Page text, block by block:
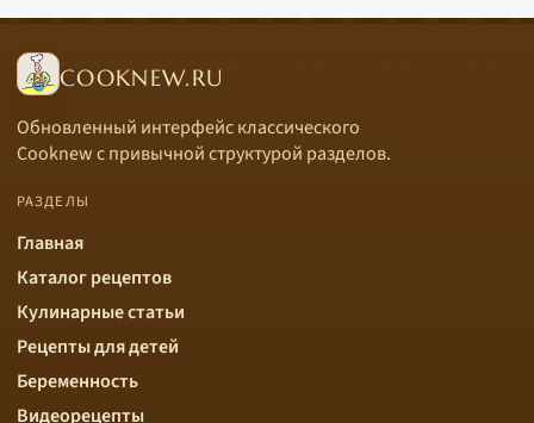
COOKNEW.RU
Обновленный интерфейс классического
Cooknew с привычной структурой разделов.
РАЗДЕЛЫ
Главная
Каталог рецептов
Кулинарные статьи
Рецепты для детей
Беременность
Видеорецепты